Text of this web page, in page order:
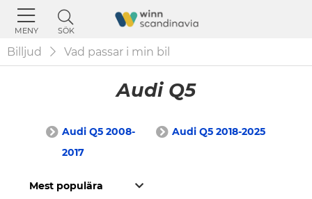
MENY SÖK
Billjud Vad passar i min bil
Audi Q5
Audi Q5 2008-
2017
Audi Q5 2018-2025